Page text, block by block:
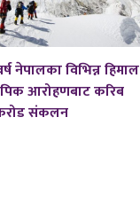
नेपालका विभिन्न हिमाल
आरोहणबाट करिब
संकलन